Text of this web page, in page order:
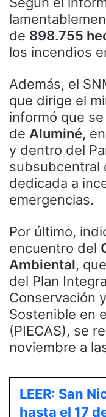
de 898.755
los incendios
Además, el
que dirige el
informó que
de Aluminé,
y dentro del
subsubcentral
dedicada a
emergencias.
Por último,
encuentro del
Ambiental,
del Plan
Conservación
Sostenible en
(PIECAS), se
noviembre a
LEER: San
hasta el 17